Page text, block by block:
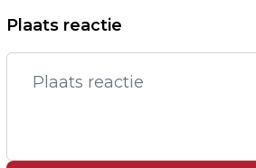
Vorig artikel
RUSLAND SCHRAPT
INGEZAKTE EXPORT TE
Plaats reactie